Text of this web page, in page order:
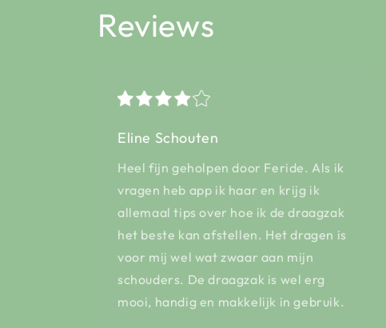
Reviews
Eline Schouten
Heel fijn geholpen door Feride. Als ik
vragen heb app ik haar en krijg ik
allemaal tips over hoe ik de draagzak
het beste kan afstellen. Het dragen is
voor mij wel wat zwaar aan mijn
schouders. De draagzak is wel erg
mooi, handig en makkelijk in gebruik.